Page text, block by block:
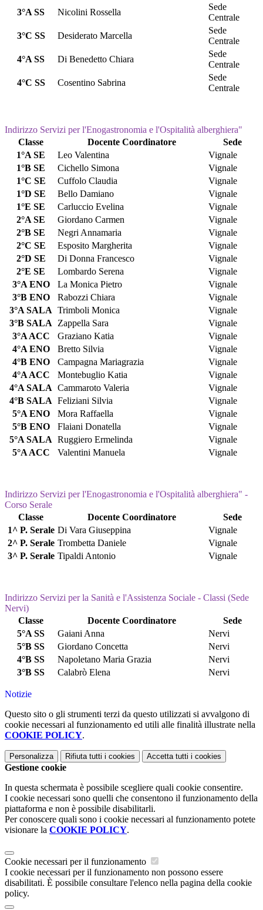
3°A SS
Nicolini Rossella
Sede
Centrale
3°C SS
Desiderato Marcella
Sede
Centrale
4°A SS
Di Benedetto Chiara
Sede
Centrale
4°C SS
Cosentino Sabrina
Sede
Centrale
Indirizzo Servizi per l'Enogastronomia e l'Ospitalità alberghiera"
Classe
Docente Coordinatore
Sede
1°A SE
Leo Valentina
Vignale
1°B SE
Cichello Simona
Vignale
1°C SE
Cuffolo Claudia
Vignale
1°D SE
Bello Damiano
Vignale
1°E SE
Carluccio Evelina
Vignale
2°A SE
Giordano Carmen
Vignale
2°B SE
Negri Annamaria
Vignale
2°C SE
Esposito Margherita
Vignale
2°D SE
Di Donna Francesco
Vignale
2°E SE
Lombardo Serena
Vignale
3°A ENO
La Monica Pietro
Vignale
3°B ENO
Rabozzi Chiara
Vignale
3°A SALA Trimboli Monica
Vignale
3°B SALA
Zappella Sara
Vignale
3°A ACC
Graziano Katia
Vignale
4°A ENO
Bretto Silvia
Vignale
4°B ENO
Campagna Mariagrazia
Vignale
4°A ACC
Montebuglio Katia
Vignale
4°A SALA Cammaroto Valeria
Vignale
4°B SALA Feliziani Silvia
Vignale
5°A ENO
Mora Raffaella
Vignale
5°B ENO
Flaiani Donatella
Vignale
5°A SALA Ruggiero Ermelinda
Vignale
5°A ACC
Valentini Manuela Vignale
Indirizzo Servizi per l'Enogastronomia e l'Ospitalità alberghiera" -
Corso Serale
Classe
Docente Coordinatore
Sede
1^ P. Serale Di Vara Giuseppina
Vignale
2^ P. Serale Trombetta Daniele
Vignale
3^ P. Serale Tipaldi Antonio Vignale
Indirizzo Servizi per la Sanità e l'Assistenza Sociale - Classi (Sede
Nervi)
Classe
Docente Coordinatore
Sede
5°A SS
Gaiani Anna
Nervi
5°B SS
Giordano Concetta
Nervi
4°B SS
Napoletano Maria Grazia
Nervi
3°B SS
Calabrò Elena Nervi
Notizie
Questo sito o gli strumenti terzi da questo utilizzati si avvalgono di
cookie necessari al funzionamento ed utili alle finalità illustrate nella
COOKIE POLICY.
Personalizza Rifiuta tutti i cookies Accetta tutti i cookies
Gestione cookie
In questa schermata è possibile scegliere quali cookie consentire.
I cookie necessari sono quelli che consentono il funzionamento della
piattaforma e non è possibile disabilitarli.
Per conoscere quali sono i cookie necessari al funzionamento potete
visionare la COOKIE POLICY.
Cookie necessari per il funzionamento
I cookie necessari per il funzionamento non possono essere
disabilitati. È possibile consultare l'elenco nella pagina della cookie
policy.